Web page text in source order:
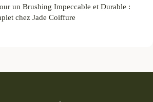
un Brushing Impeccable et Durable :
chez Jade Coiffure